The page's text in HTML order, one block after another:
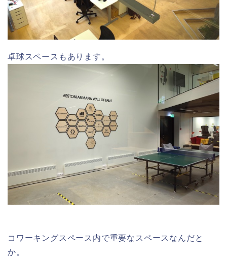
卓球スペースもあります。
コワーキングスペース内で重要なスペースなんだと
か。